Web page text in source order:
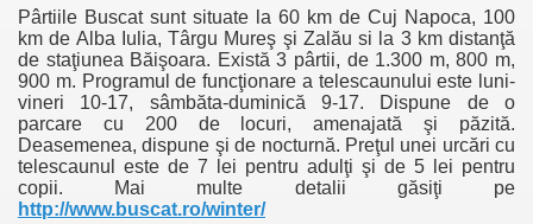
Pârtiile Buscat sunt situate la 60 km de Cuj Napoca, 100
km de Alba Iulia, Târgu Mureş şi Zalău si la 3 km distanţă
de staţiunea Băişoara. Există 3 pârtii, de 1.300 m, 800 m,
900 m. Programul de funcţionare a telescaunului este luni-
vineri 10-17, sâmbăta-duminică 9-17. Dispune de o
parcare cu 200 de locuri, amenajată şi păzită.
Deasemenea, dispune şi de nocturnă. Preţul unei urcări cu
telescaunul este de 7 lei pentru adulţi şi de 5 lei pentru
copii. Mai multe detalii găsiţi pe
http://www.buscat.ro/winter/